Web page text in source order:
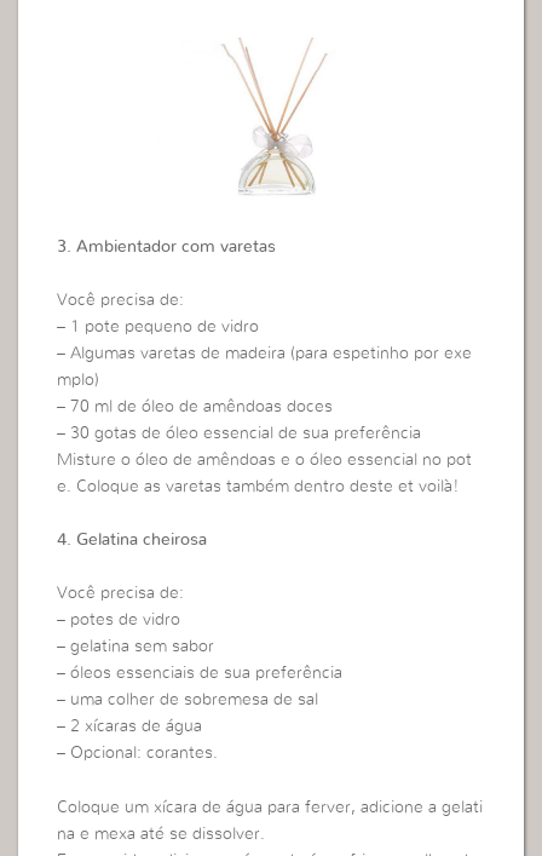
3. Ambientador com varetas
Você precisa de:
– 1 pote pequeno de vidro
– Algumas varetas de madeira (para espetinho por exe
mplo)
– 70 ml de óleo de amêndoas doces
– 30 gotas de óleo essencial de sua preferência
Misture o óleo de amêndoas e o óleo essencial no pot
e. Coloque as varetas também dentro deste et voilà!
4. Gelatina cheirosa
Você precisa de:
– potes de vidro
– gelatina sem sabor
– óleos essenciais de sua preferência
– uma colher de sobremesa de sal
– 2 xícaras de água
– Opcional: corantes.
Coloque um xícara de água para ferver, adicione a gelati
na e mexa até se dissolver.